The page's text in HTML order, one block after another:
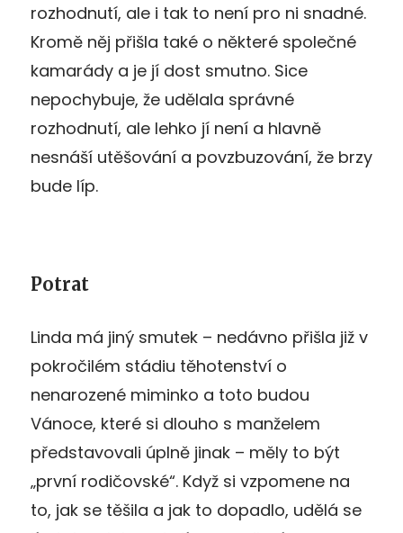
rozhodnutí, ale i tak to není pro ni snadné.
Kromě něj přišla také o některé společné
kamarády a je jí dost smutno. Sice
nepochybuje, že udělala správné
rozhodnutí, ale lehko jí není a hlavně
nesnáší utěšování a povzbuzování, že brzy
bude líp.
Potrat
Linda má jiný smutek – nedávno přišla již v
pokročilém stádiu těhotenství o
nenarozené miminko a toto budou
Vánoce, které si dlouho s manželem
představovali úplně jinak – měly to být
„první rodičovské“. Když si vzpomene na
to, jak se těšila a jak to dopadlo, udělá se